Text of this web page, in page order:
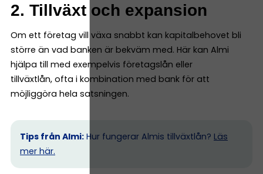
2. Tillväxt och expansion
Om ett företag vill växa snabbt kan kapitalbehovet bli
större än vad banken är bekväm med. Här kan Almi
hjälpa till med exempelvis företagslån eller
tillväxtlån, ofta i kombination med bank för att
möjliggöra hela satsningen.
Tips från Almi: Hur fungerar Almis tillväxtlån? Läs
mer här.